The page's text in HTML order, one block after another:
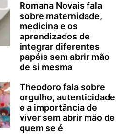
Romana Novais fala
sobre maternidade,
medicina e os
aprendizados de
integrar diferentes
papéis sem abrir mão
de si mesma
Theodoro fala sobre
orgulho, autenticidade
e a importância de
viver sem abrir mão de
quem se é